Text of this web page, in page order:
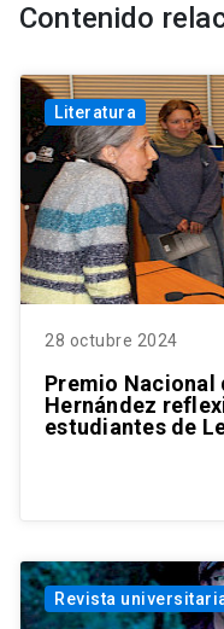
Contenido
Literatura
28 octubre 2024
Premio Nacional
Hernández
estudiantes de
Revista